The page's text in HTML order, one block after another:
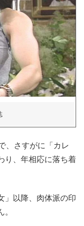
、さすがに「カレ
り、年相応に落ち着
」以降、肉体派の印